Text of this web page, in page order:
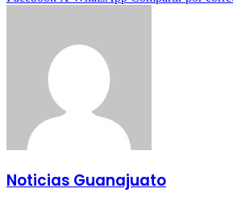
Noticias Guanajuato